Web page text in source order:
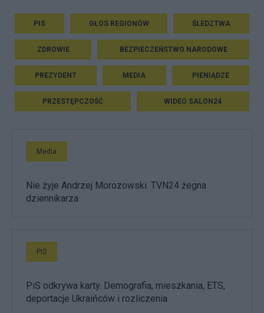
PIS GŁOS REGIONÓW ŚLEDZTWA
ZDROWIE BEZPIECZEŃSTWO NARODOWE
PREZYDENT MEDIA PIENIĄDZE
PRZESTĘPCZOŚĆ WIDEO SALON24
Media
Nie żyje Andrzej Morozowski. TVN24 żegna
dziennikarza
PiS
PiS odkrywa karty. Demografia, mieszkania, ETS,
deportacje Ukraińców i rozliczenia